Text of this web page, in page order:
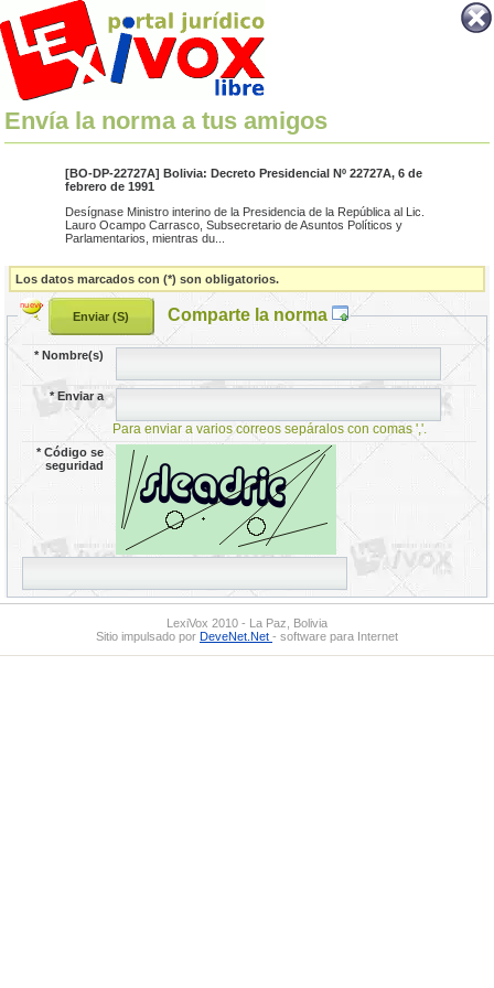
Envía la norma a tus amigos
[BO-DP-22727A] Bolivia: Decreto Presidencial Nº 22727A, 6 de
febrero de 1991
Desígnase Ministro interino de la Presidencia de la República al Lic.
Lauro Ocampo Carrasco, Subsecretario de Asuntos Políticos y
Parlamentarios, mientras du...
Los datos marcados con (*) son obligatorios.
Comparte la norma
*Nombre(s)
*Enviar a
Para enviar a varios correos sepáralos con comas ','.
*Código se
seguridad
LexiVox 2010 - La Paz, Bolivia
Sitio impulsado por DeveNet.Net - software para Internet